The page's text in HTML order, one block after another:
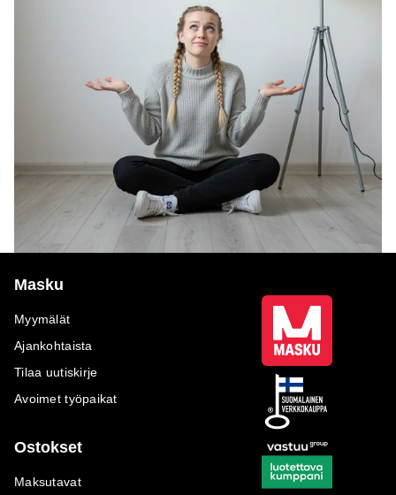
Masku
Myymälät
Ajankohtaista
Tilaa uutiskirje
Avoimet työpaikat
Ostokset
Maksutavat